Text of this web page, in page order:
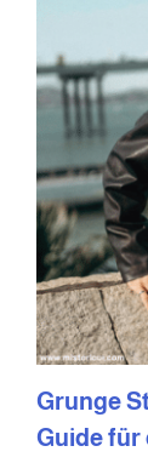
Grunge
Guide für